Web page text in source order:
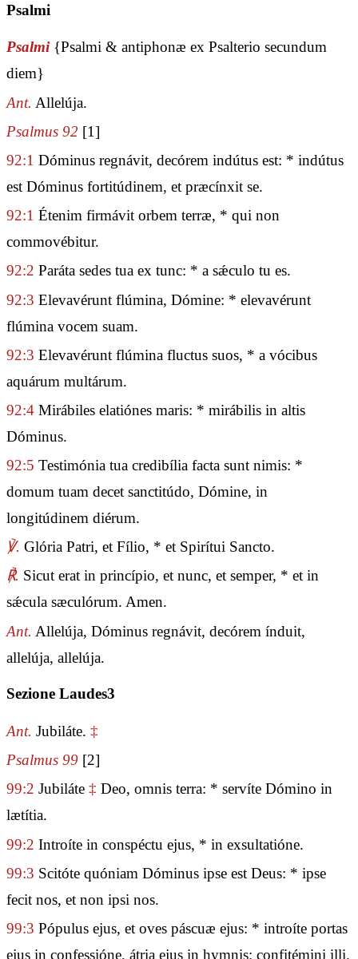
Psalmi
Psalmi {Psalmi & antiphonæ ex Psalterio secundum
diem}
Ant. Allelúja.
Psalmus 92 [1]
92:1 Dóminus regnávit, decórem indútus est: * indútus
est Dóminus fortitúdinem, et præcínxit se.
92:1 Étenim firmávit orbem terræ, * qui non
commovébitur.
92:2 Paráta sedes tua ex tunc: * a sǽculo tu es.
92:3 Elevavérunt flúmina, Dómine: * elevavérunt
flúmina vocem suam.
92:3 Elevavérunt flúmina fluctus suos, * a vócibus
aquárum multárum.
92:4 Mirábiles elatiónes maris: * mirábilis in altis
Dóminus.
92:5 Testimónia tua credibília facta sunt nimis: *
domum tuam decet sanctitúdo, Dómine, in
longitúdinem diérum.
℣. Glória Patri, et Fílio, * et Spirítui Sancto.
℟. Sicut erat in princípio, et nunc, et semper, * et in
sǽcula sæculórum. Amen.
Ant. Allelúja, Dóminus regnávit, decórem índuit,
allelúja, allelúja.
Sezione Laudes3
Ant. Jubiláte. ‡
Psalmus 99 [2]
99:2 Jubiláte ‡ Deo, omnis terra: * servíte Dómino in
lætítia.
99:2 Introíte in conspéctu ejus, * in exsultatióne.
99:3 Scitóte quóniam Dóminus ipse est Deus: * ipse
fecit nos, et non ipsi nos.
99:3 Pópulus ejus, et oves páscuæ ejus: * introíte portas
ejus in confessióne, átria ejus in hymnis: confitémini illi.